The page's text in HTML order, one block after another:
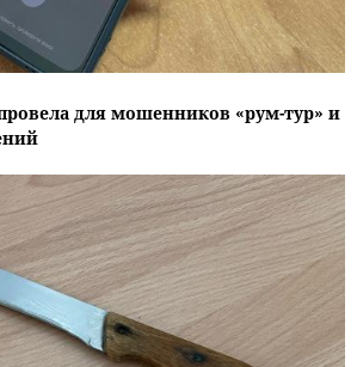
для мошенников «рум-тур» и